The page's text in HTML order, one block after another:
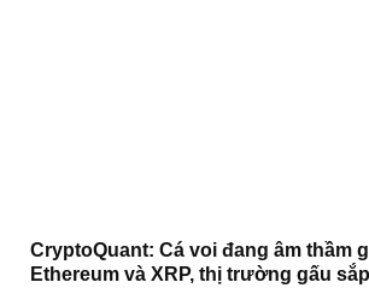
CryptoQuant: Cá voi đang âm thầm
Ethereum và XRP, thị trường gấu